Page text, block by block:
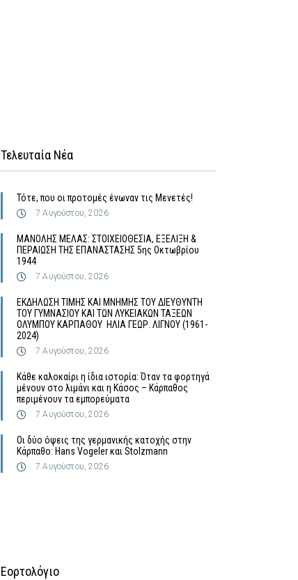
Τελευταία Νέα
Τότε, που οι προτομές ένωναν τις Μενετές!
7 Αυγούστου, 2026
MΑΝΟΛΗΣ ΜΕΛΑΣ: ΣΤΟΙΧΕΙΟΘΕΣΙΑ, ΕΞΕΛΙΞΗ &
ΠΕΡΑΙΩΣΗ ΤΗΣ ΕΠΑΝΑΣΤΑΣΗΣ 5ης Οκτωβρίου
1944
7 Αυγούστου, 2026
ΕΚΔΗΛΩΣΗ ΤΙΜΗΣ ΚΑΙ ΜΝΗΜΗΣ ΤΟΥ ΔΙΕΥΘΥΝΤΗ
ΤΟΥ ΓΥΜΝΑΣΙΟΥ ΚΑΙ ΤΩΝ ΛΥΚΕΙΑΚΩΝ ΤΑΞΕΩΝ
ΟΛΥΜΠΟΥ ΚΑΡΠΑΘΟΥ ΗΛΙΑ ΓΕΩΡ. ΛΙΓΝΟΥ (1961-
2024)
7 Αυγούστου, 2026
Κάθε καλοκαίρι η ίδια ιστορία: Όταν τα φορτηγά
μένουν στο λιμάνι και η Κάσος – Κάρπαθος
περιμένουν τα εμπορεύματα
7 Αυγούστου, 2026
Οι δύο όψεις της γερμανικής κατοχής στην
Κάρπαθο: Hans Vogeler και Stolzmann
7 Αυγούστου, 2026
Εορτολόγιο